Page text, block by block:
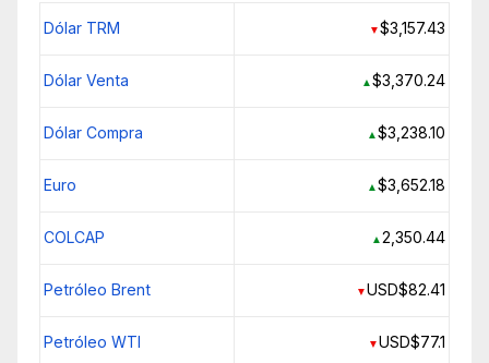
Dólar TRM ▼$3,157.43
Dólar Venta ▲$3,370.24
Dólar Compra ▲$3,238.10
Euro ▲$3,652.18
COLCAP ▲2,350.44
Petróleo Brent ▼USD$82.41
Petróleo WTI ▼USD$77.1